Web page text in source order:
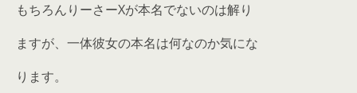
もちろんりーさーXが本名でないのは解り
ますが、一体彼女の本名は何なのか気にな
ります。